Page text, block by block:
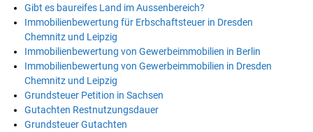
Gibt es baureifes Land im Aussenbereich?
Immobilienbewertung für Erbschaftsteuer in Dresden
Chemnitz und Leipzig
Immobilienbewertung von Gewerbeimmobilien in Berlin
Immobilienbewertung von Gewerbeimmobilien in Dresden
Chemnitz und Leipzig
Grundsteuer Petition in Sachsen
Gutachten Restnutzungsdauer
Grundsteuer Gutachten